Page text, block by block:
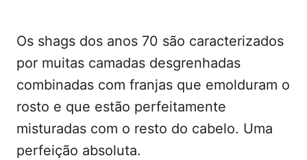
Os shags dos anos 70 são caracterizados
por muitas camadas desgrenhadas
combinadas com franjas que emolduram o
rosto e que estão perfeitamente
misturadas com o resto do cabelo. Uma
perfeição absoluta.